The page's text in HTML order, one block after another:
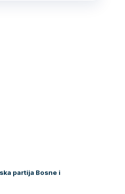
partija Bosne i